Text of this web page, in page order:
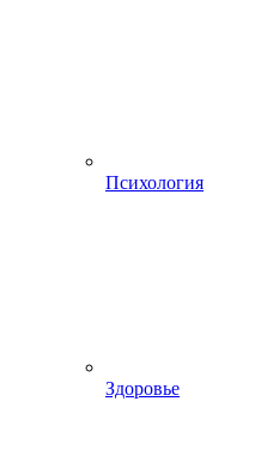
Психология
Здоровье